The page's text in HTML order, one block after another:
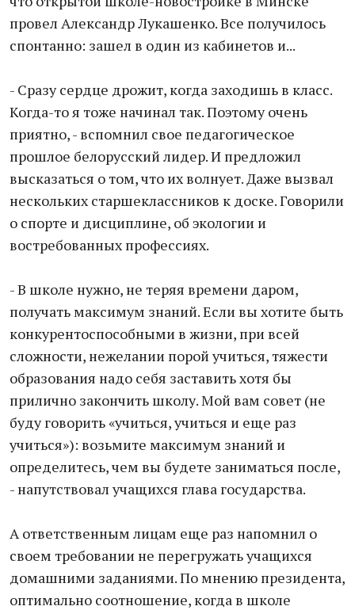
провел Александр Лукашенко. Все получилось
спонтанно: зашел в один из кабинетов и...
- Сразу сердце дрожит, когда заходишь в класс.
Когда-то я тоже начинал так. Поэтому очень
приятно, - вспомнил свое педагогическое
прошлое белорусский лидер. И предложил
высказаться о том, что их волнует. Даже вызвал
нескольких старшеклассников к доске. Говорили
о спорте и дисциплине, об экологии и
востребованных профессиях.
- В школе нужно, не теряя времени даром,
получать максимум знаний. Если вы хотите быть
конкурентоспособными в жизни, при всей
сложности, нежелании порой учиться, тяжести
образования надо себя заставить хотя бы
прилично закончить школу. Мой вам совет (не
буду говорить «учиться, учиться и еще раз
учиться»): возьмите максимум знаний и
определитесь, чем вы будете заниматься после,
- напутствовал учащихся глава государства.
А ответственным лицам еще раз напомнил о
своем требовании не перегружать учащихся
домашними заданиями. По мнению президента,
оптимально соотношение, когда в школе